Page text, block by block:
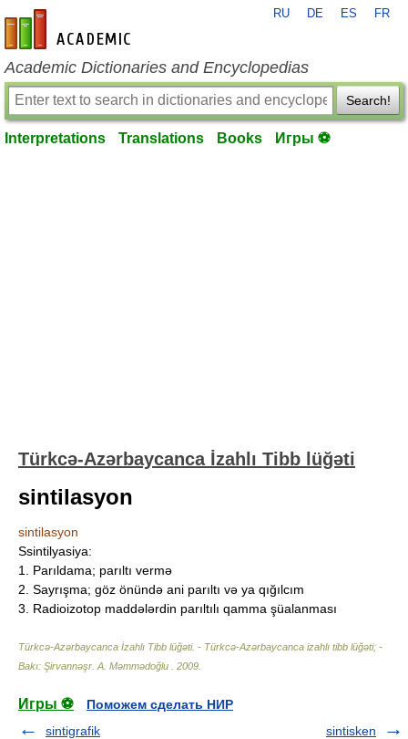
en-academic.com
RU DE ES FR
Academic Dictionaries and Encyclopedias
Search!
Interpretations Translations Books Игры ⚽
Türkcə-Azərbaycanca İzahlı Tibb lüğəti
sintilasyon
sintilasyon
Ssintilyasiya:
1. Parıldama; parıltı vermə
2. Sayrışma; göz önündə ani parıltı və ya qığılcım
3. Radioizotop maddələrdin parıltılı qamma şüalanması
Türkcə-Azərbaycanca İzahlı Tibb lüğəti. - Türkcə-Azərbaycanca izahlı tibb lüğəti; -
Bakı: Şirvannəşr A. Məmmədoğlu 2009
Игры ⚽
Поможем сделать НИР
sintigrafik
sintisken